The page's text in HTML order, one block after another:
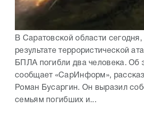
В Саратовской области сегодня,
результате террористической
БПЛА погибли два человека. Об
сообщает «СарИнформ»,
Роман Бусаргин. Он выразил
семьям погибших и...